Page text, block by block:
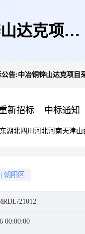
达克项目
公告:中冶铜锌山达克项目
新招标 中标通知
湖北四川 河北河南天津山
朝阳区
21012
00:00:00